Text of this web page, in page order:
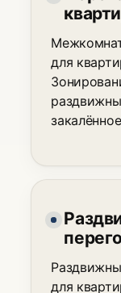
для
для